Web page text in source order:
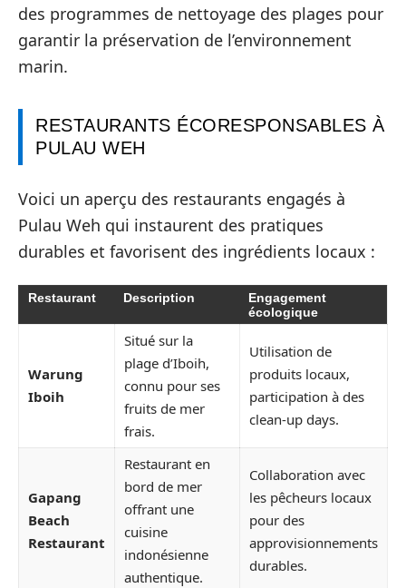
des programmes de nettoyage des plages pour
garantir la préservation de l’environnement
marin.
RESTAURANTS ÉCORESPONSABLES À
PULAU WEH
Voici un aperçu des restaurants engagés à
Pulau Weh qui instaurent des pratiques
durables et favorisent des ingrédients locaux :
Restaurant Description
Engagement
écologique
Warung
Iboih
Situé sur la
plage d’Iboih,
connu pour ses
fruits de mer
frais.
Utilisation de
produits locaux,
participation à des
clean-up days.
Gapang
Beach
Restaurant
Restaurant en
bord de mer
offrant une
cuisine
indonésienne
authentique.
Collaboration avec
les pêcheurs locaux
pour des
approvisionnements
durables.